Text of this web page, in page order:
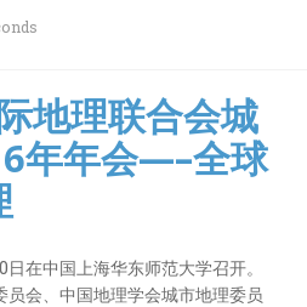
地理联合会城
年年会—–全球
在中国上海华东师范大学召开。
会、中国地理学会城市地理委员